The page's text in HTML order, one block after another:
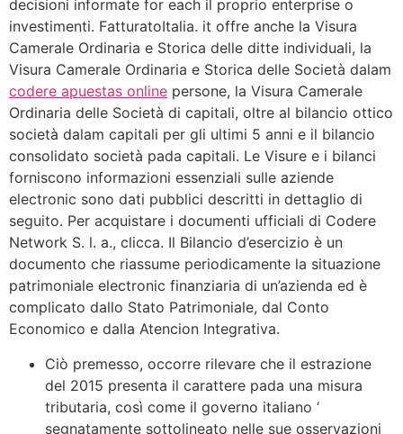
decisioni informate for each il proprio enterprise o
investimenti. FatturatoItalia. it offre anche la Visura
Camerale Ordinaria e Storica delle ditte individuali, la
Visura Camerale Ordinaria e Storica delle Società dalam
codere apuestas online persone, la Visura Camerale
Ordinaria delle Società di capitali, oltre al bilancio ottico
società dalam capitali per gli ultimi 5 anni e il bilancio
consolidato società pada capitali. Le Visure e i bilanci
forniscono informazioni essenziali sulle aziende
electronic sono dati pubblici descritti in dettaglio di
seguito. Per acquistare i documenti ufficiali di Codere
Network S. l. a., clicca. Il Bilancio d’esercizio è un
documento che riassume periodicamente la situazione
patrimoniale electronic finanziaria di un’azienda ed è
complicato dallo Stato Patrimoniale, dal Conto
Economico e dalla Atencion Integrativa.
Ciò premesso, occorre rilevare che il estrazione
del 2015 presenta il carattere pada una misura
tributaria, così come il governo italiano ‘
segnatamente sottolineato nelle sue osservazioni